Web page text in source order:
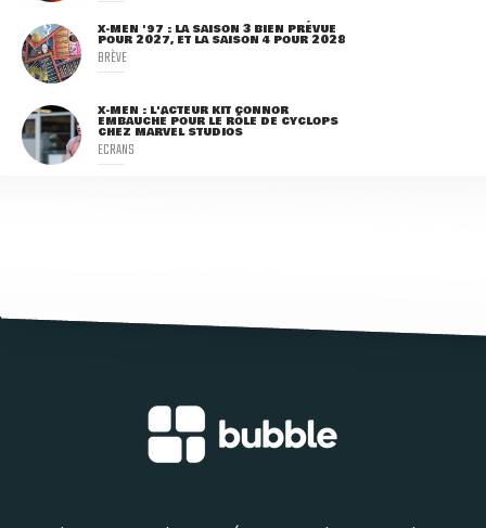
X-MEN '97 : LA SAISON 3 BIEN PRÉVUE
POUR 2027, ET LA SAISON 4 POUR 2028
BRÈVE
X-MEN : L'ACTEUR KIT CONNOR
EMBAUCHÉ POUR LE RÔLE DE CYCLOPS
CHEZ MARVEL STUDIOS
ECRANS